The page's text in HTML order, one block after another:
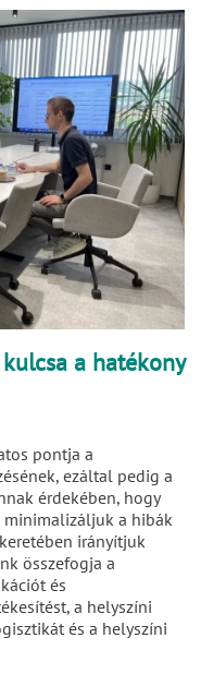
a hatékony
pontja a
ezáltal pedig a
érdekében, hogy
minimalizáljuk a hibák
irányítjuk
összefogja a
és
a helyszíni
és a helyszíni